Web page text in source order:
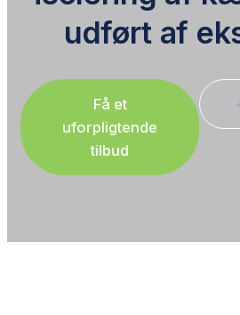
udført af
Få et
uforpligtende
tilbud